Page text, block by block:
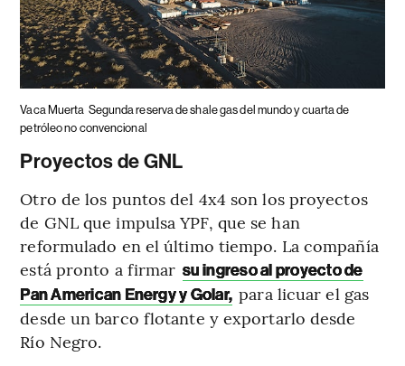
Vaca Muerta Segunda reserva de shale gas del mundo y cuarta de
petróleo no convencional
Proyectos de GNL
Otro de los puntos del 4x4 son los proyectos
de GNL que impulsa YPF, que se han
reformulado en el último tiempo. La compañía
está pronto a firmar su ingreso al proyecto de
Pan American Energy y Golar, para licuar el gas
desde un barco flotante y exportarlo desde
Río Negro.